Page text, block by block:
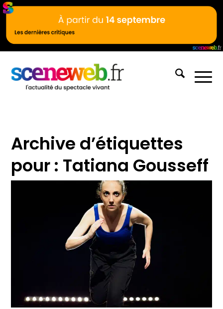
Archive d’étiquettes
pour : Tatiana Gousseff